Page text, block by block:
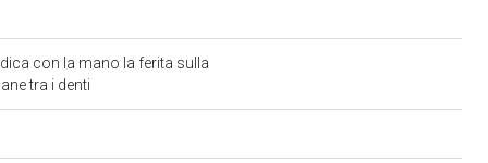
con la mano la ferita sulla
tra i denti